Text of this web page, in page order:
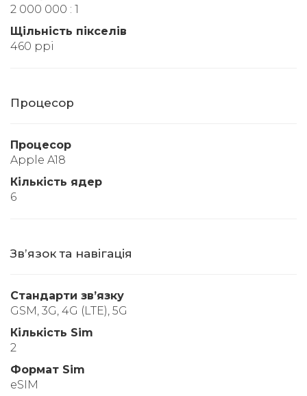
2 000 000 : 1
Щільність пікселів
460 ppi
Процесор
Процесор
Apple A18
Кількість ядер
6
Звʼязок та навігація
Стандарти звʼязку
GSM, 3G, 4G (LTE), 5G
Кількість Sim
2
Формат Sim
eSIM